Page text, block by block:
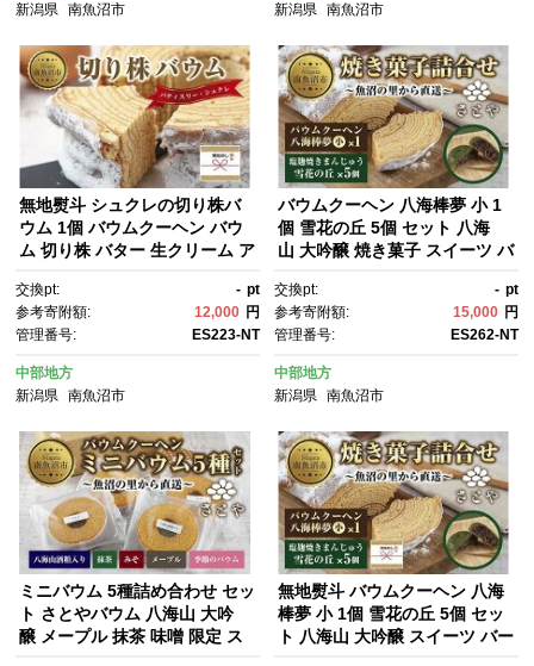
新潟県
南魚沼市
新潟県 南魚沼市
無地熨斗 シュクレの切り株バ
ウム 1個 バウムクーヘン バウ
ム 切り株 バター 生クリーム ア
菓子 菓子 手土産 スイーツ 贈り
物 ギフト 熨斗 のし 贈答用 新
潟県 南魚沼市
交換pt: - pt
参考寄附額:
12,000 円
管理番号:
ES223-NT
中部地方
新潟県
南魚沼市
バウムクーヘン 八海棒夢 小 1
個 雪花の丘 5個 セット 八海
山 大吟醸 焼き菓子 スイーツ バ
う お菓子 菓子 洋菓子 手土
産 スイーツ 詰め合わせ 贈り
物 ギフト さとや 新潟県 南魚沼
市 酒 お酒 日本酒
交換pt: - pt
参考寄附額:
15,000 円
管理番号:
ES262-NT
中部地方
新潟県 南魚沼市
ミニバウム 5種詰め合わせ セッ
ト さとやバウム 八海山 大吟
醸 メープル 抹茶 味噌 限定 ス
無地熨斗 バウムクーヘン 八海
棒夢 小 1個 雪花の丘 5個 セッ
ト 八海山 大吟醸 スイーツ バー